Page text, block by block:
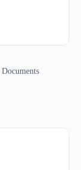
Documents